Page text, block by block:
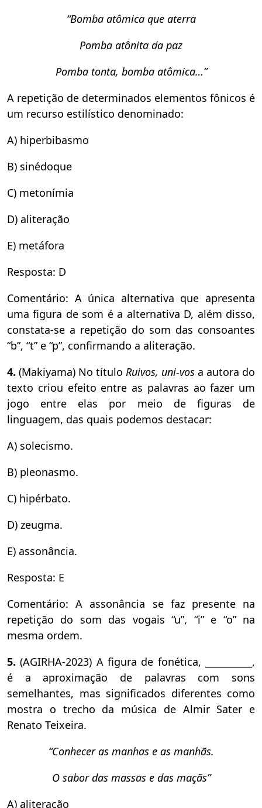
“Bomba atômica que aterra
Pomba atônita da paz
Pomba tonta, bomba atômica…”
A repetição de determinados elementos fônicos é
um recurso estilístico denominado:
A) hiperbibasmo
B) sinédoque
C) metonímia
D) aliteração
E) metáfora
Resposta: D
Comentário: A única alternativa que apresenta
uma figura de som é a alternativa D, além disso,
constata-se a repetição do som das consoantes
“b”, “t” e “p”, confirmando a aliteração.
4. (Makiyama) No título Ruivos, uni-vos a autora do
texto criou efeito entre as palavras ao fazer um
jogo entre elas por meio de figuras de
linguagem, das quais podemos destacar:
A) solecismo.
B) pleonasmo.
C) hipérbato.
D) zeugma.
E) assonância.
Resposta: E
Comentário: A assonância se faz presente na
repetição do som das vogais “u”, “i” e “o” na
mesma ordem.
5. (AGIRHA-2023) A figura de fonética, __________,
é a aproximação de palavras com sons
semelhantes, mas significados diferentes como
mostra o trecho da música de Almir Sater e
Renato Teixeira.
“Conhecer as manhas e as manhãs.
O sabor das massas e das maçãs”
A) aliteração